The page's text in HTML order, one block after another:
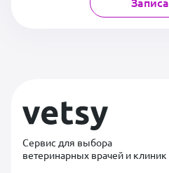
Сервис для выбора
ветеринарных врачей и клиник